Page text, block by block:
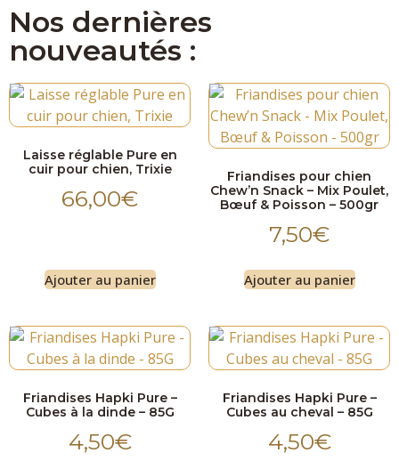
Nos dernières
nouveautés :
Laisse réglable Pure en
cuir pour chien, Trixie
66,00€
Ajouter au panier
Friandises pour chien
Chew’n Snack – Mix Poulet,
Bœuf & Poisson – 500gr
7,50€
Ajouter au panier
Friandises Hapki Pure –
Cubes à la dinde – 85G
4,50€
Friandises Hapki Pure –
Cubes au cheval – 85G
4,50€